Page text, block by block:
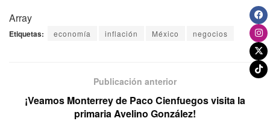
Array
Etiquetas: economía inflación México negocios
Publicación anterior
¡Veamos Monterrey de Paco Cienfuegos visita la
primaria Avelino González!